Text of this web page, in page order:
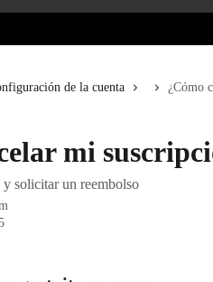
de la cuenta ¿Cómo
mi
solicitar un reembolso